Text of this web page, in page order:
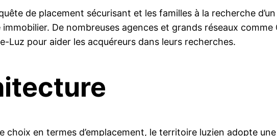
de placement sécurisant et les familles à la recherche
De nombreuses agences et grands réseaux
Luz pour aider les acquéreurs dans leurs recherches.
en termes d’emplacement, le territoire luzien adopte